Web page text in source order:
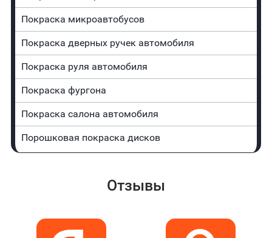
Покраска микроавтобусов
Покраска дверных ручек автомобиля
Покраска руля автомобиля
Покраска фургона
Покраска салона автомобиля
Порошковая покраска дисков
Отзывы